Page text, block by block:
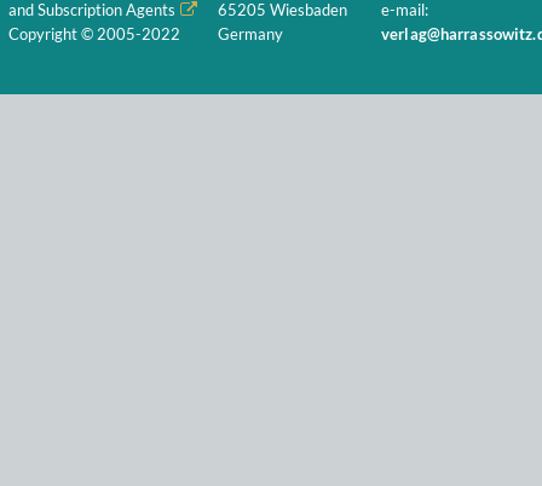
and Subscription Agents
Copyright © 2005-2022
65205 Wiesbaden
Germany
e-mail: